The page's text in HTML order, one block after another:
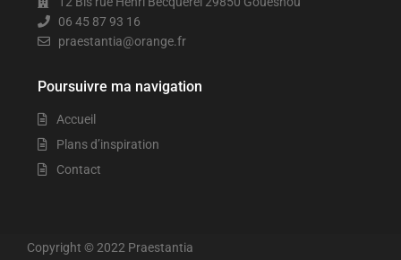
06 45 87 93 16
praestantia@orange.fr
Poursuivre ma navigation
Accueil
Plans d’inspiration
Contact
Copyright © 2022 Praestantia